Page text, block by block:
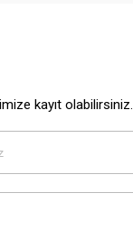
alternatifler olmalı.
kayıt olabilirsiniz.